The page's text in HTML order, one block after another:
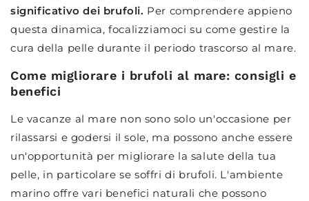
significativo dei brufoli. Per comprendere appieno
questa dinamica, focalizziamoci su come gestire la
cura della pelle durante il periodo trascorso al mare.
Come migliorare i brufoli al mare: consigli e
benefici
Le vacanze al mare non sono solo un'occasione per
rilassarsi e godersi il sole, ma possono anche essere
un'opportunità per migliorare la salute della tua
pelle, in particolare se soffri di brufoli. L'ambiente
marino offre vari benefici naturali che possono